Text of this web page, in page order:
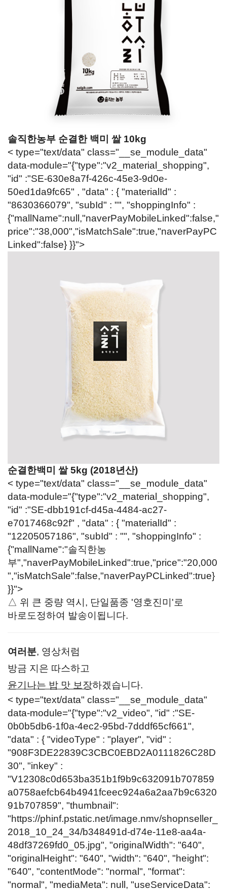
솔직한농부 순결한 백미 쌀 10kg
< type="text/data" class="__se_module_data"
data-module="{"type":"v2_material_shopping",
"id" :"SE-630e8a7f-426c-45e3-9d0e-
50ed1da9fc65" , "data" : { "materialId" :
"8630366079", "subId" : "", "shoppingInfo" :
{"mallName":null,"naverPayMobileLinked":false,"
price":"38,000","isMatchSale":true,"naverPayPC
Linked":false} }}">
순결한백미 쌀 5kg (2018년산)
< type="text/data" class="__se_module_data"
data-module="{"type":"v2_material_shopping",
"id" :"SE-dbb191cf-d45a-4484-ac27-
e7017468c92f" , "data" : { "materialId" :
"12205057186", "subId" : "", "shoppingInfo" :
{"mallName":"솔직한농
부","naverPayMobileLinked":true,"price":"20,000
","isMatchSale":false,"naverPayPCLinked":true}
}}">
△ 위 큰 중량 역시, 단일품종 '영호진미'로
바로도정하여 발송이됩니다.
여러분, 영상처럼
방금 지은 따스하고
윤기나는 밥 맛 보장하겠습니다.
< type="text/data" class="__se_module_data"
data-module="{"type":"v2_video", "id" :"SE-
0b0b5db6-1f0a-4ec2-95bd-7dddf65cf661",
"data" : { "videoType" : "player", "vid" :
"908F3DE22839C3CBC0EBD2A0111826C28D
30", "inkey" :
"V12308c0d653ba351b1f9b9c632091b707859
a0758aefcb64b4941fceec924a6a2aa7b9c6320
91b707859", "thumbnail":
"https://phinf.pstatic.net/image.nmv/shopnseller_
2018_10_24_34/b348491d-d74e-11e8-aa4a-
48df37269fd0_05.jpg", "originalWidth": "640",
"originalHeight": "640", "width": "640", "height":
"640", "contentMode": "normal", "format":
"normal", "mediaMeta": null, "useServiceData":